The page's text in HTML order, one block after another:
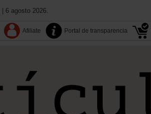
| 6 agosto 2026.
Afiliate Portal de transparencia